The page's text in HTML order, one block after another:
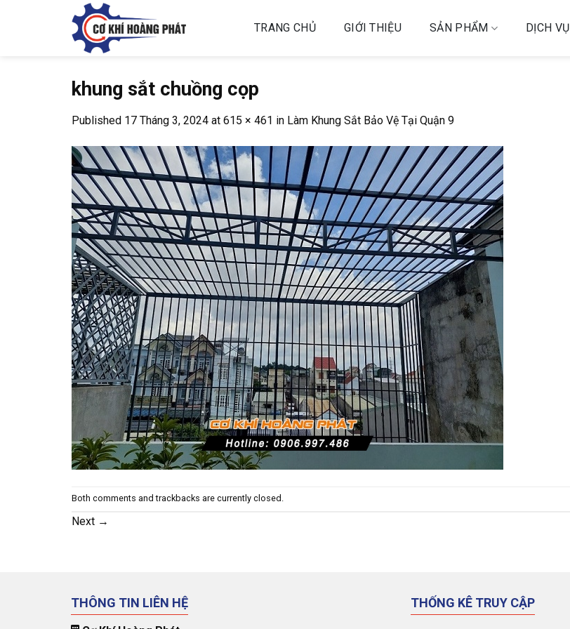
TRANG CHỦ GIỚI THIỆU SẢN PHẨM DỊCH VỤ
khung sắt chuồng cọp
Published 17 Tháng 3, 2024 at 615 × 461 in Làm Khung Sắt Bảo Vệ Tại Quận 9
Both comments and trackbacks are currently closed.
Next →
THÔNG TIN LIÊN HỆ THỐNG KÊ TRUY CẬP